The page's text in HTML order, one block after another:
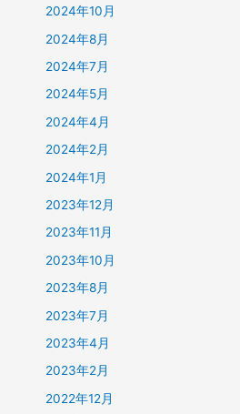
2024年10月
2024年8月
2024年7月
2024年5月
2024年4月
2024年2月
2024年1月
2023年12月
2023年11月
2023年10月
2023年8月
2023年7月
2023年4月
2023年2月
2022年12月